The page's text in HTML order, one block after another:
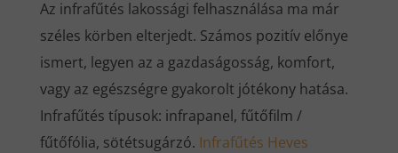
Az infrafűtés lakossági felhasználása ma már
széles körben elterjedt. Számos pozitív előnye
ismert, legyen az a gazdaságosság, komfort,
vagy az egészségre gyakorolt jótékony hatása.
Infrafűtés típusok: infrapanel, fűtőfilm /
fűtőfólia, sötétsugárzó. Infrafűtés Heves